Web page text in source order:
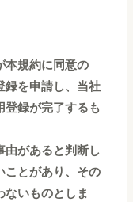
本規約に同意の
録を申請し、当社
登録が完了するも
があると判断し
ことがあり、その
ないものとしま